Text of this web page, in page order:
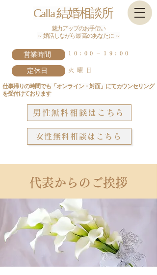
Calla 結婚相談所
魅力アップのお手伝い
～ 婚活しながら最高のあなたに ～
営業時間 10:00－19:00
定休日 火曜日
仕事帰りの時間でも「オンライン・対面」にてカウンセリング
を受付けております
男性無料相談はこちら
女性無料相談はこちら
代表からのご挨拶